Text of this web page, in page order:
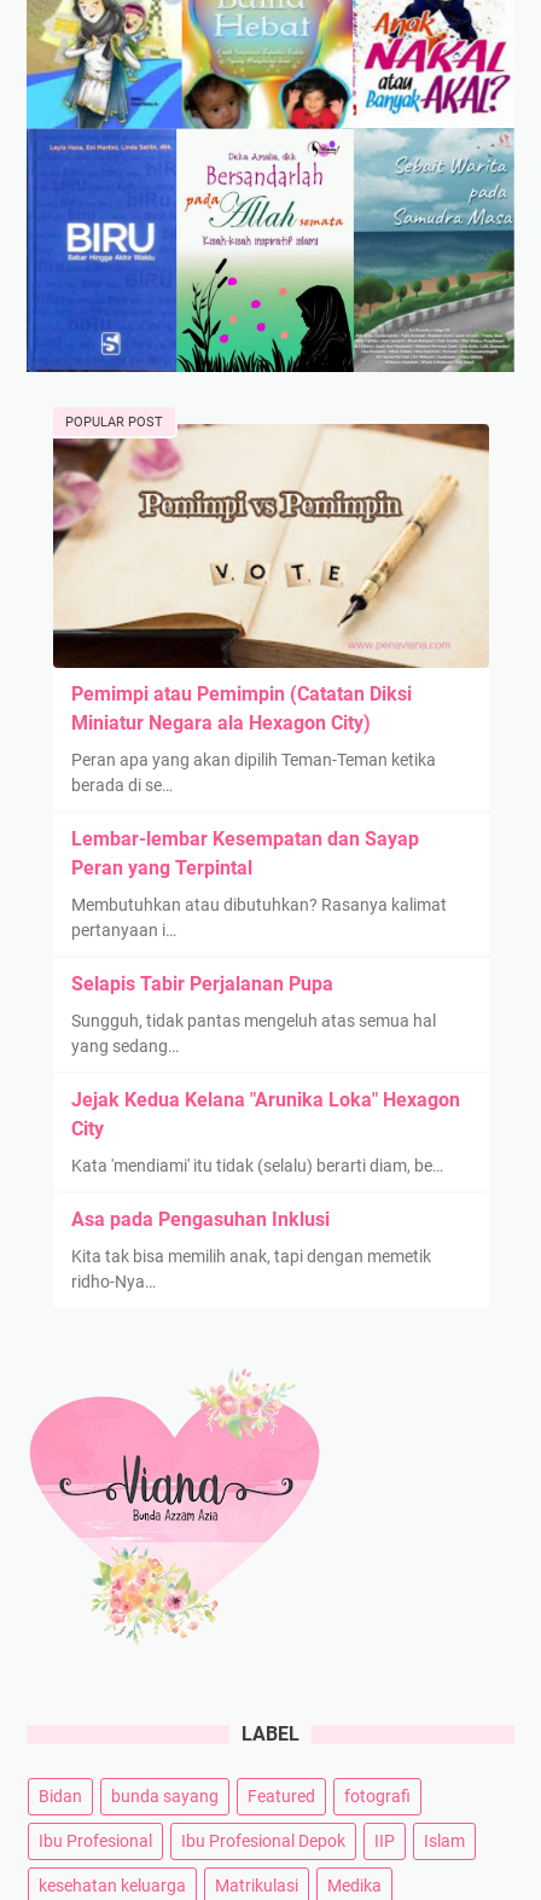
POPULAR POST
Pemimpi atau Pemimpin (Catatan Diksi
Miniatur Negara ala Hexagon City)
Peran apa yang akan dipilih Teman-Teman ketika
berada di se…
Lembar-lembar Kesempatan dan Sayap
Peran yang Terpintal
Membutuhkan atau dibutuhkan? Rasanya kalimat
pertanyaan i…
Selapis Tabir Perjalanan Pupa
Sungguh, tidak pantas mengeluh atas semua hal
yang sedang…
Jejak Kedua Kelana "Arunika Loka" Hexagon
City
Kata 'mendiami' itu tidak (selalu) berarti diam, be…
Asa pada Pengasuhan Inklusi
Kita tak bisa memilih anak, tapi dengan memetik
ridho-Nya…
LABEL
Bidan bunda sayang Featured fotografi
Ibu Profesional Ibu Profesional Depok IIP Islam
kesehatan keluarga Matrikulasi Medika